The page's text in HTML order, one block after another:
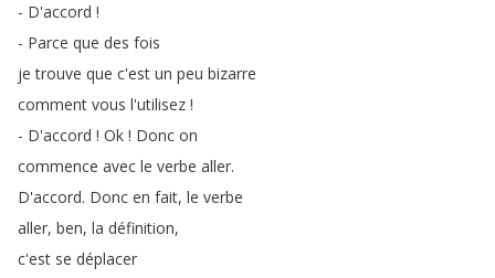
- D'accord !
- Parce que des fois
je trouve que c'est un peu bizarre
comment vous l'utilisez !
- D'accord ! Ok ! Donc on
commence avec le verbe aller.
D'accord. Donc en fait, le verbe
aller, ben, la définition,
c'est se déplacer